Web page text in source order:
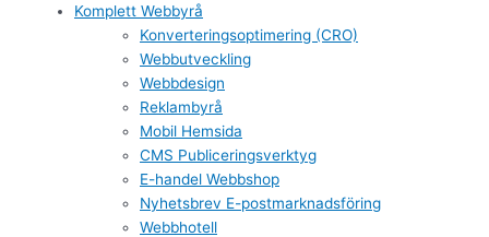
Komplett Webbyrå
Konverteringsoptimering (CRO)
Webbutveckling
Webbdesign
Reklambyrå
Mobil Hemsida
CMS Publiceringsverktyg
E-handel Webbshop
Nyhetsbrev E-postmarknadsföring
Webbhotell